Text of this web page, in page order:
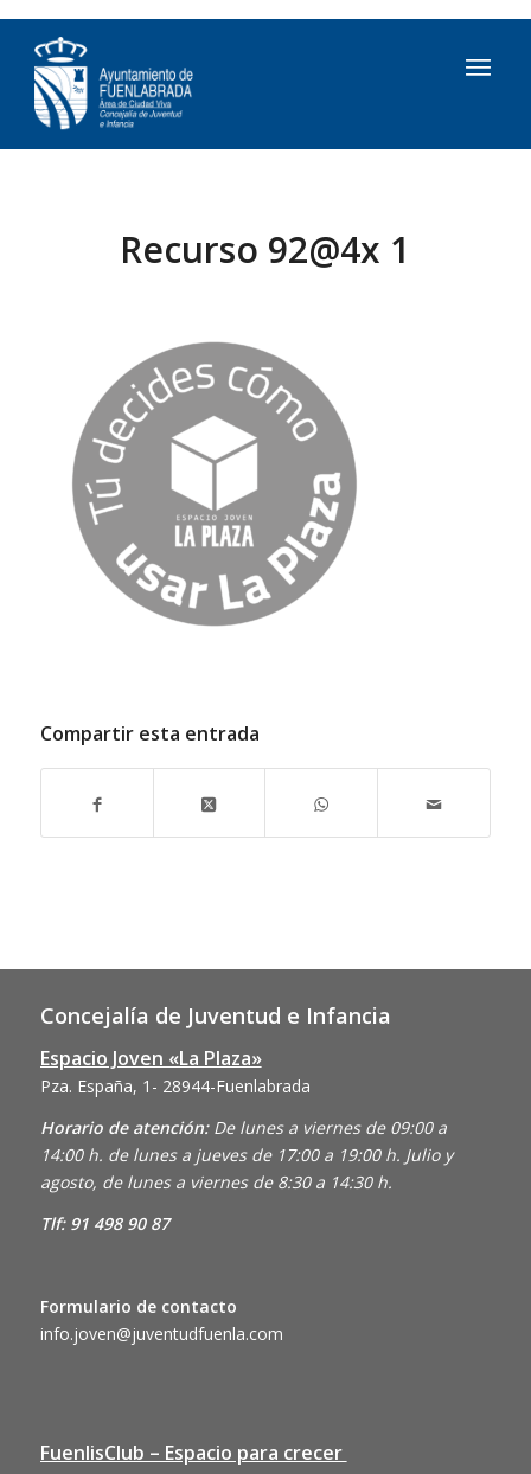
Recurso 92@4x 1
Compartir esta entrada
Concejalía de Juventud e Infancia
Espacio Joven «La Plaza»
Pza. España, 1- 28944-Fuenlabrada
Horario de atención: De lunes a viernes de 09:00 a
14:00 h. de lunes a jueves de 17:00 a 19:00 h. Julio y
agosto, de lunes a viernes de 8:30 a 14:30 h.
Tlf: 91 498 90 87
Formulario de contacto
info.joven@juventudfuenla.com
FuenlisClub – Espacio para crecer